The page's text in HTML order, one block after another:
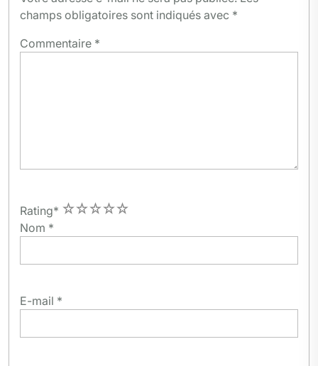
champs obligatoires sont indiqués avec *
Commentaire *
Rating* 5
4
3
2
1
Nom *
E-mail *